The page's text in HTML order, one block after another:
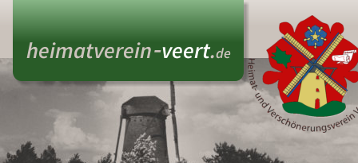
heimatverein- veert.de